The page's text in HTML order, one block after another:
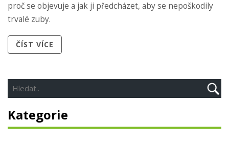
proč se objevuje a jak ji předcházet, aby se nepoškodily
trvalé zuby.
ČÍST VÍCE
Kategorie